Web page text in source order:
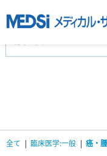
臨床医学:一般(359)
基礎医学(93)
全て | 臨床医学:一般 | 癌・